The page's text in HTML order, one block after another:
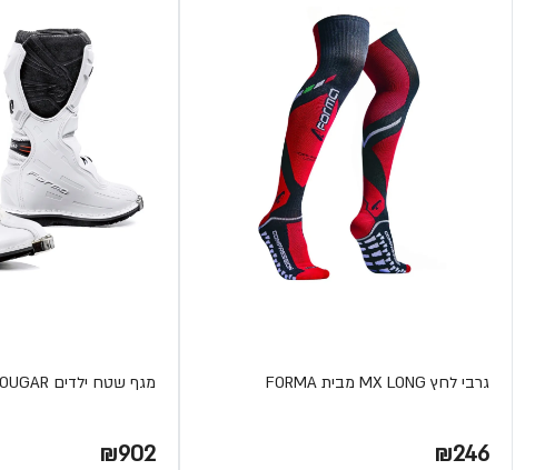
גרבי לחץ MX LONG מבית FORMA
₪246
מגף שטח ילדים COUGAR מבית FORMA
₪902